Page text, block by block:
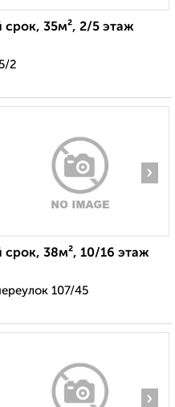
срок, 35м², 2/5 этаж
2
›
срок, 38м², 10/16 этаж
107/45
›